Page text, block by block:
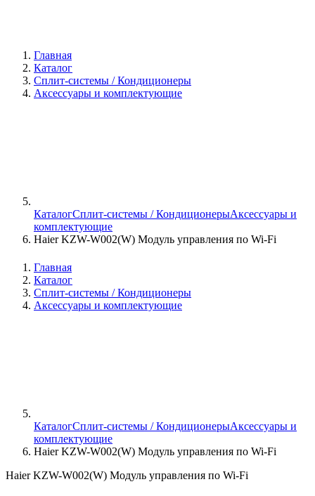
Главная
Каталог
Сплит-системы / Кондиционеры
Аксессуары и комплектующие
КаталогСплит-системы / КондиционерыАксессуары и
комплектующие
Haier KZW-W002(W) Модуль управления по Wi-Fi
Главная
Каталог
Сплит-системы / Кондиционеры
Аксессуары и комплектующие
КаталогСплит-системы / КондиционерыАксессуары и
комплектующие
Haier KZW-W002(W) Модуль управления по Wi-Fi
Haier KZW-W002(W) Модуль управления по Wi-Fi